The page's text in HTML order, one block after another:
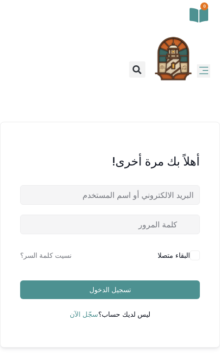
0
أهلاً بك مرة أخرى!
البقاء متصلا نسيت كلمة السر؟
تسجيل الدخول
ليس لديك حساب؟سجّل الآن